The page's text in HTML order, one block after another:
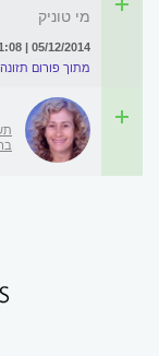
מי טוניק
05/12/2014 | 21:08 | מאת: דליה
מתוך פורום